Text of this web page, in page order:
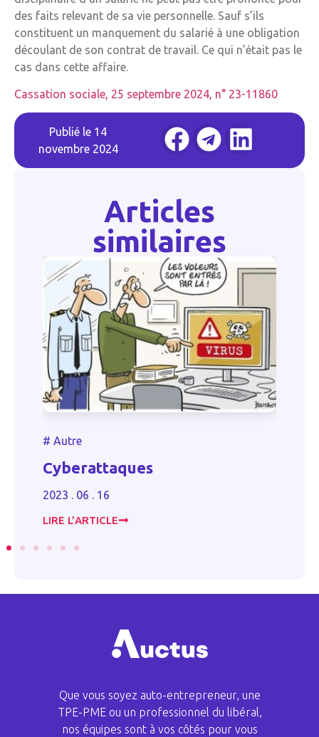
des faits relevant de sa vie personnelle. Sauf s’ils
constituent un manquement du salarié à une obligation
découlant de son contrat de travail. Ce qui n’était pas le
cas dans cette affaire.
Cassation sociale, 25 septembre 2024, n° 23-11860
Publié le 14
novembre 2024
Articles
similaires
Autre
Cyberattaques
2023 . 06 . 16
LIRE L’ARTICLE
Que vous soyez auto-entrepreneur, une
TPE-PME ou un professionnel du libéral,
nos équipes sont à vos côtés pour vous